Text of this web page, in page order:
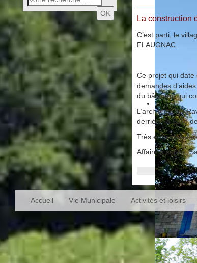
OK
La construction
C’est parti, le
FLAUGNAC.
Ce projet qui date
demandes
du bâtiment qui
L’architecte Mr
derrière la Salle
Très
Affaire à suivre,
Accueil Vie Municipale Activités et loisirs